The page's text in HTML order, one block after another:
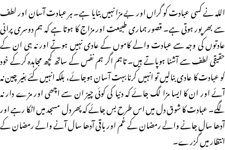
اللہ نے کسی عبادت کو گراں اور بے مزا نہیں بنایا ہے۔ ہر عبادت آسان اور لطف
سے بھرپور ہوتی ہے۔ قصور ہماری طبیعت اور مزاج کا ہوتا ہے کہ ہم دوسری پرانی
عادتوں کی وجہ سے عبادت والے کاموں کے عادی نہیں ہوتے اور نہ ہی ان کے
حقیقی لطف سے آشنا ہوپاتے ہیں۔ تاہم اگر ہم نفس کے ساتھ کچھ مجاہدہ کرکے خود
کو عبادت کا عادی بنالیں تو انہیں کرنا بہت آسان ہوجائے، بلکہ انہیں کئے بغیر چین نہ
آئے اور ان کا ایسا مزا لگ جائے کہ دنیا کی کوئی چیز ان سے اچھی اور مزے دار نہ
لگے۔ عبادت کا شوق دل میں اس طرح بس جائے کہ پھر دل مسجد میں اٹکا رہے اور
آدھا سال جانے والے رمضان کے غم اور باقی آدھا سال آنے والے رمضان کے
انتظار میں گزرے۔